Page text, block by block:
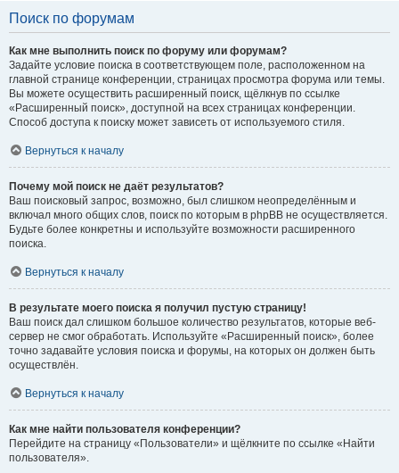
Поиск по форумам
Как мне выполнить поиск по форуму или форумам?
Задайте условие поиска в соответствующем поле, расположенном на
главной странице конференции, страницах просмотра форума или темы.
Вы можете осуществить расширенный поиск, щёлкнув по ссылке
«Расширенный поиск», доступной на всех страницах конференции.
Способ доступа к поиску может зависеть от используемого стиля.
Вернуться к началу
Почему мой поиск не даёт результатов?
Ваш поисковый запрос, возможно, был слишком неопределённым и
включал много общих слов, поиск по которым в phpBB не осуществляется.
Будьте более конкретны и используйте возможности расширенного
поиска.
Вернуться к началу
В результате моего поиска я получил пустую страницу!
Ваш поиск дал слишком большое количество результатов, которые веб-
сервер не смог обработать. Используйте «Расширенный поиск», более
точно задавайте условия поиска и форумы, на которых он должен быть
осуществлён.
Вернуться к началу
Как мне найти пользователя конференции?
Перейдите на страницу «Пользователи» и щёлкните по ссылке «Найти
пользователя».